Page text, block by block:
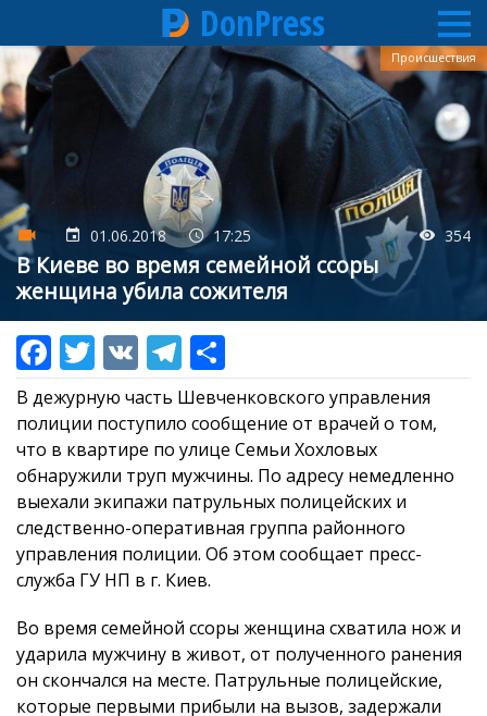
Перейти
к
основному
содержанию
DonPress
01.06.2018 17:25 354
В Киеве во время семейной ссоры
женщина убила сожителя
Происшествия
В дежурную часть Шевченковского управления
полиции поступило сообщение от врачей о том,
что в квартире по улице Семьи Хохловых
обнаружили труп мужчины. По адресу немедленно
выехали экипажи патрульных полицейских и
следственно-оперативная группа районного
управления полиции. Об этом сообщает пресс-
служба ГУ НП в г. Киев.
Во время семейной ссоры женщина схватила нож и
ударила мужчину в живот, от полученного ранения
он скончался на месте. Патрульные полицейские,
которые первыми прибыли на вызов, задержали